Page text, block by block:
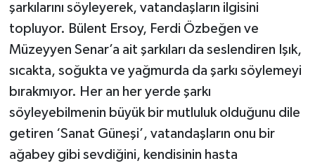
şarkılarını söyleyerek, vatandaşların ilgisini
topluyor. Bülent Ersoy, Ferdi Özbeğen ve
Müzeyyen Senar’a ait şarkıları da seslendiren Işık,
sıcakta, soğukta ve yağmurda da şarkı söylemeyi
bırakmıyor. Her an her yerde şarkı
söyleyebilmenin büyük bir mutluluk olduğunu dile
getiren ‘Sanat Güneşi’, vatandaşların onu bir
ağabey gibi sevdiğini, kendisinin hasta